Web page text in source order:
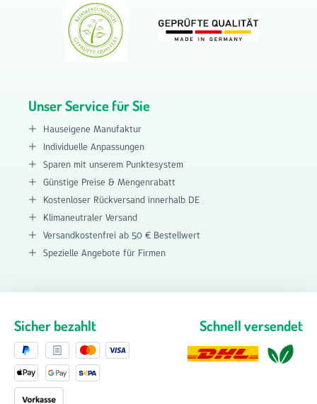
Unser Service für Sie
Hauseigene Manufaktur
Individuelle Anpassungen
Sparen mit unserem Punktesystem
Günstige Preise & Mengenrabatt
Kostenloser Rückversand innerhalb DE
Klimaneutraler Versand
Versandkostenfrei ab 50 € Bestellwert
Spezielle Angebote für Firmen
Sicher bezahlt Schnell versendet